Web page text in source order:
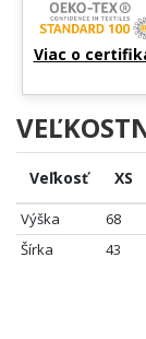
Viac o
Veľkosť XS
Výška 68
Šírka
43